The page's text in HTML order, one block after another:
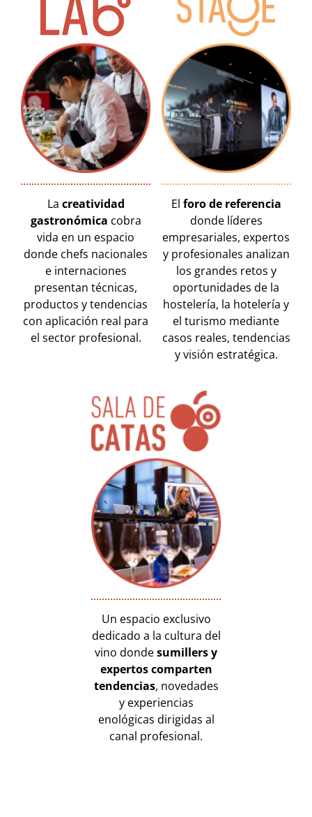
La creatividad
gastronómica cobra
vida en un espacio
donde chefs nacionales
e internaciones
presentan técnicas,
productos y tendencias
con aplicación real para
el sector profesional.
El foro de referencia
donde líderes
empresariales, expertos
y profesionales analizan
los grandes retos y
oportunidades de la
hostelería, la hotelería y
el turismo mediante
casos reales, tendencias
y visión estratégica.
Un espacio exclusivo
dedicado a la cultura del
vino dondesumillers y
expertos comparten
tendencias, novedades
y experiencias
enológicas dirigidas al
canal profesional.